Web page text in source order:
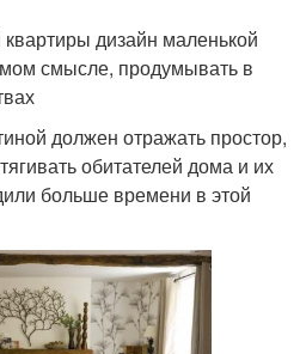
дизайн маленькой
смысле, продумывать в
должен отражать простор,
обитателей дома и их
больше времени в этой